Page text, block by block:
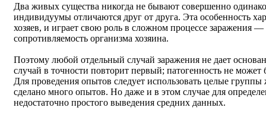
Два живых существа никогда не бывают совершенно
индивидуумы отличаются друг от друга. Эта особенность
хозяев, и играет свою роль в сложном процессе заражения
сопротивляемость организма хозяина.
Поэтому любой отдельный случай заражения не дает
случай в точности повторит первый; патогенность не
Для проведения опытов следует использовать целые
сделано много опытов. Но даже и в этом случае для
недостаточно простого выведения средних данных.